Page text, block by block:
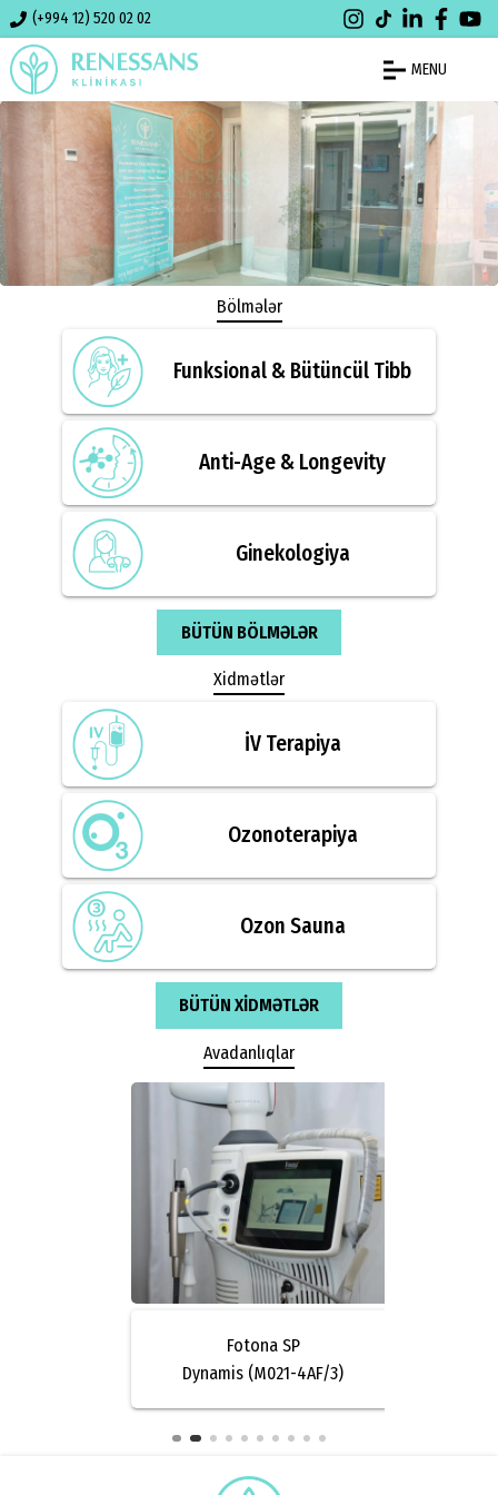
(+994 12) 520 02 02
MENU
Bölmələr
Funksional & Bütüncül Tibb
Anti-Age & Longevity
Ginekologiya
BÜTÜN BÖLMƏLƏR
Xidmətlər
İV Terapiya
Ozonoterapiya
Ozon Sauna
BÜTÜN XIDMƏTLƏR
Avadanlıqlar
Fotona SP
Dynamis (M021-4AF/3)